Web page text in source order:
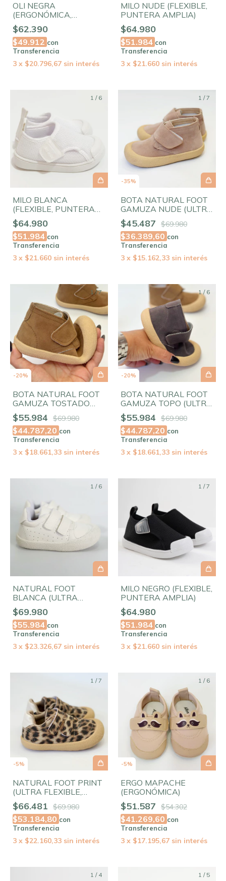
OLI NEGRA
(ERGONÓMICA,
FLEXIBLE,
ELASTIZADA)
$62.390
$49.912 con
Transferencia
3 x $20.796,67 sin interés
MILO NUDE (FLEXIBLE,
PUNTERA AMPLIA)
$64.980
$51.984 con
Transferencia
3 x $21.660 sin interés
1 / 6
MILO BLANCA
(FLEXIBLE, PUNTERA
AMPLIA)
$64.980
$51.984 con
Transferencia
3 x $21.660 sin interés
1 /7
-35%
BOTA NATURAL FOOT
GAMUZA NUDE (ULTRA
FLEXIBLE, PUNTERA
AMPLIA)
$45.487 $69.980
$36.389,60 con
Transferencia
3 x $15.162,33 sin interés
1/7
-20%
BOTA NATURAL FOOT
GAMUZA TOSTADO
(ULTRA FLEXIBLE,
PUNTERA AMPLIA)
$55.984 $69.980
$44.787,20 con
Transferencia
3 x $18.661,33 sin interés
1/ 6
-20%
BOTA NATURAL FOOT
GAMUZA TOPO (ULTRA
FLEXIBLE, PUNTERA
AMPLIA)
$55.984 $69.980
$44.787,20 con
Transferencia
3 x $18.661,33 sin interés
1 / 6
NATURAL FOOT
BLANCA (ULTRA
FLEXIBLE, PUNTERA
AMPLIA)
$69.980
$55.984 con
Transferencia
3 x $23.326,67 sin interés
1 /7
MILO NEGRO (FLEXIBLE,
PUNTERA AMPLIA)
$64.980
$51.984 con
Transferencia
3 x $21.660 sin interés
1 /7
-5%
NATURAL FOOT PRINT
(ULTRA FLEXIBLE,
PUNTERA AMPLIA)
$66.481 $69.980
$53.184,80 con
Transferencia
3 x $22.160,33 sin interés
1 / 6
-5%
ERGO MAPACHE
(ERGONÓMICA)
$51.587 $54.302
$41.269,60 con
Transferencia
3 x $17.195,67 sin interés
1 / 4 1 / 5